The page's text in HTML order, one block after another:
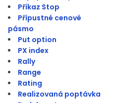
Příkaz Stop
Přípustné cenové
pásmo
Put option
PX index
Rally
Range
Rating
Realizovaná poptávka